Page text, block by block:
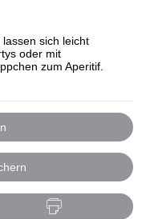
lassen sich leicht
oder mit
zum Aperitif.